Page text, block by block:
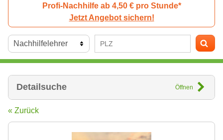
Profi-Nachhilfe ab 4,50 € pro Stunde*
Jetzt Angebot sichern!
Detailsuche Öffnen
« Zurück